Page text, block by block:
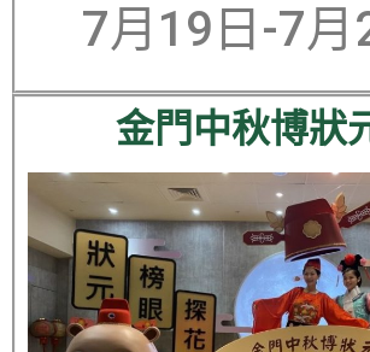
7月19日-7月
金門中秋博狀